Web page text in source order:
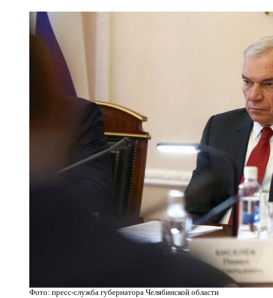
Фото: пресс-служба губернатора Челябинской области